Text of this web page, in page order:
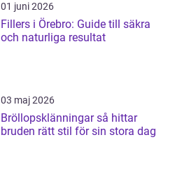
01 juni 2026
Fillers i Örebro: Guide till säkra
och naturliga resultat
03 maj 2026
Bröllopsklänningar så hittar
bruden rätt stil för sin stora dag